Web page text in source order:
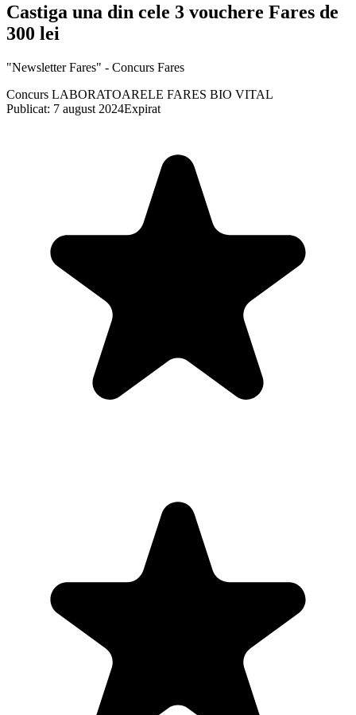
Castiga una din cele 3 vouchere Fares de
300 lei
"Newsletter Fares" - Concurs Fares
Concurs LABORATOARELE FARES BIO VITAL
Publicat: 7 august 2024Expirat